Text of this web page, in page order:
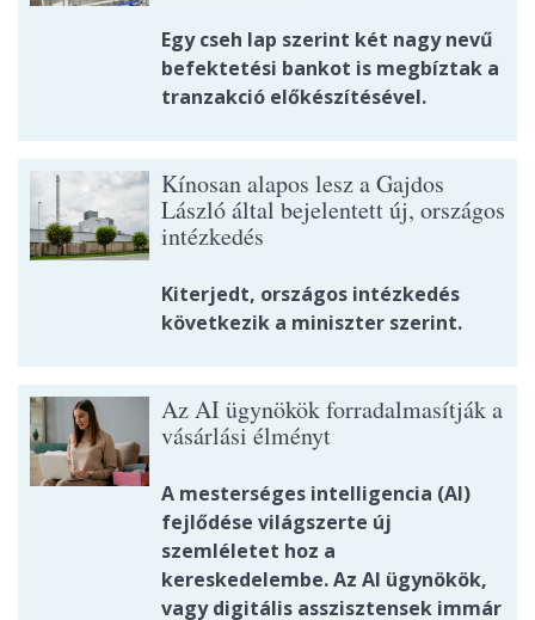
Egy cseh lap szerint két nagy nevű
befektetési bankot is megbíztak a
tranzakció előkészítésével.
Kínosan alapos lesz a Gajdos
László által bejelentett új, országos
intézkedés
Kiterjedt, országos intézkedés
következik a miniszter szerint.
Az AI ügynökök forradalmasítják a
vásárlási élményt
A mesterséges intelligencia (AI)
fejlődése világszerte új
szemléletet hoz a
kereskedelembe. Az AI ügynökök,
vagy digitális asszisztensek immár